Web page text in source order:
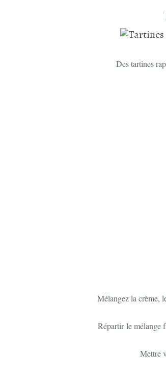
Des tartines
Mélangez la crème,
Répartir le mélange
Mettre